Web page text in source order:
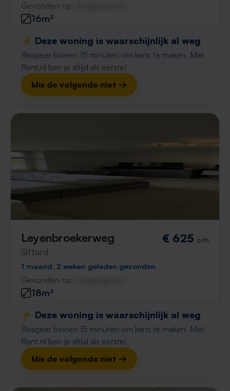
Gevonden op:
16m²
⚡️ Deze woning is waarschijnlijk al weg
Reageer binnen 15 minuten om kans te maken. Met
Rent.nl ben je altijd als eerste!
Mis de volgende niet →
Leyenbroekerweg
Sittard
€ 625 p/m
1 maand, 2 weken geleden gevonden
Gevonden op:
18m²
⚡️ Deze woning is waarschijnlijk al weg
Reageer binnen 15 minuten om kans te maken. Met
Rent.nl ben je altijd als eerste!
Mis de volgende niet →